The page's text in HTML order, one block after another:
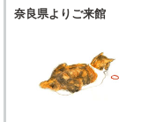
奈良県よりご来館